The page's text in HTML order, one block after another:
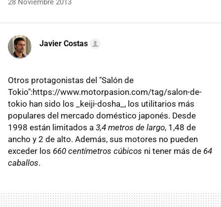
Javier Costas
Otros protagonistas del "Salón de
Tokio":https://www.motorpasion.com/tag/salon-de-
tokio han sido los _keiji-dosha_, los utilitarios más
populares del mercado doméstico japonés. Desde
1998 están limitados a 3,4 metros de largo, 1,48 de
ancho y 2 de alto. Además, sus motores no pueden
exceder los 660 centímetros cúbicos ni tener más de 64
caballos.